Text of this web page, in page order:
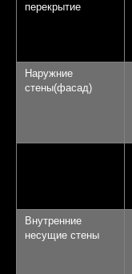
перекрытие
Наружние
стены(фасад)
Внутренние
несущие стены